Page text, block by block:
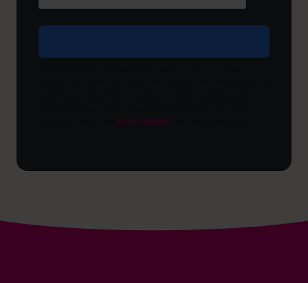
privacybeleid